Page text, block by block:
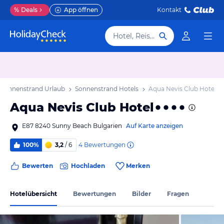
% Deals App öffnen Kontakt
Hotel, Reiseziel
Sonnenstrand Urlaub Sonnenstrand Hotels Aqua Nevis Club Hotel
Aqua Nevis Club Hotel
E87 8240 Sunny Beach Bulgarien Auf Karte anzeigen
100% 3,2 / 6 4 Bewertungen
Bewerten Hochladen Merken
Hotelübersicht Bewertungen Bilder Fragen